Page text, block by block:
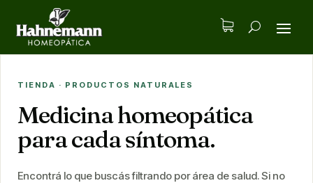
TIENDA · PRODUCTOS NATURALES
Medicina homeopática
para cada síntoma.
Encontrá lo que buscás filtrando por área de salud. Si no